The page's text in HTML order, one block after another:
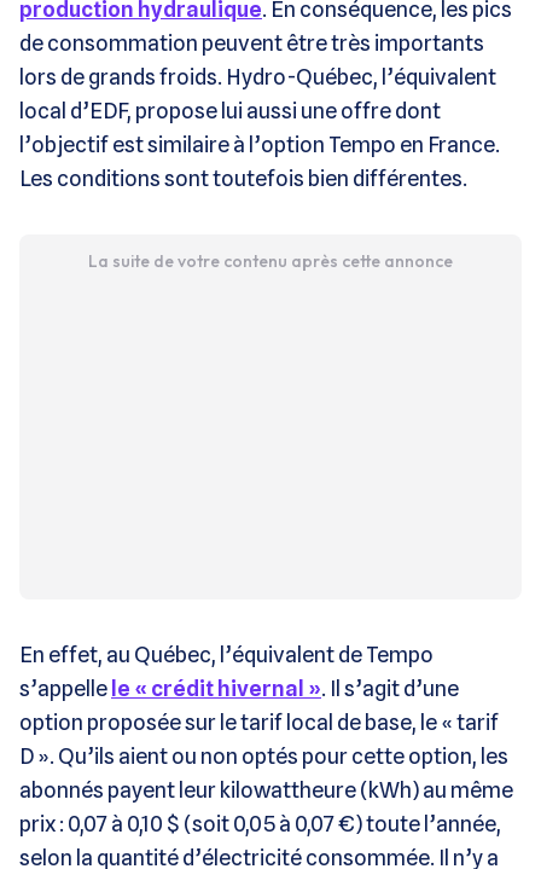
production hydraulique. En conséquence, les pics
de consommation peuvent être très importants
lors de grands froids. Hydro-Québec, l’équivalent
local d’EDF, propose lui aussi une offre dont
l’objectif est similaire à l’option Tempo en France.
Les conditions sont toutefois bien différentes.
La suite de votre contenu après cette annonce
En effet, au Québec, l’équivalent de Tempo
s’appellele « crédit hivernal ». Il s’agit d’une
option proposée sur le tarif local de base, le « tarif
D ». Qu’ils aient ou non optés pour cette option, les
abonnés payent leur kilowattheure (kWh) au même
prix : 0,07 à 0,10 $ (soit 0,05 à 0,07 €) toute l’année,
selon la quantité d’électricité consommée. Il n’y a